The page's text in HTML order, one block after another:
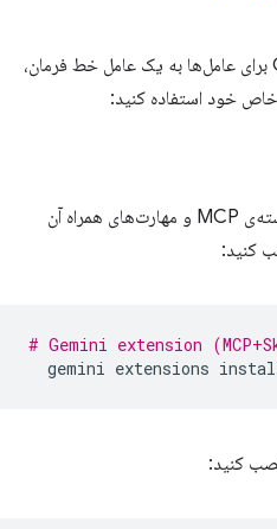
برای افزودن Chrome DevTools برای عامل‌ها به یک عامل خط فرمان،
افزونه‌ی Gemini CLI که شامل بسته‌ی MCP و مهارت‌های همراه آن
کنید:
# Gemini extension
gemini extensions